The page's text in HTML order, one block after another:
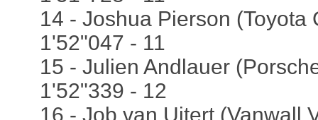
14 - Joshua Pierson (Toyota
1'52"047 - 11
15 - Julien Andlauer
1'52"339 - 12
16 - Job van Uitert (Vanwall